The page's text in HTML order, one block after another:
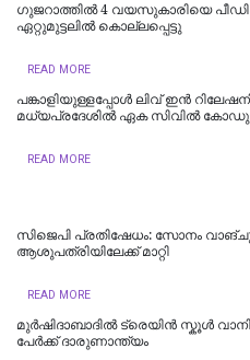
ഗുജറാത്തിൽ 4 വയസുകാരിയെ
ഏറ്റുമുട്ടലിൽ കൊല്ലപ്പെട്ടു
READ MORE
പങ്കാളിയുള്ളപ്പോള്‍ ലിവ്‌ ഇൻ
മധ്യപ്രദേശിൽ ഏക സിവിൽ
READ MORE
സിജെപി പ്രതിഷേധം: സോനം
ആശുപത്രിയിലേക്ക് മാറ്റി
READ MORE
മുർഷിദാബാദിൽ ട്രെയിൻ സ്കൂൾ
പേർക്ക് ദാരുണാന്ത്യം